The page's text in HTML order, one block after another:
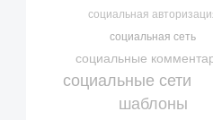
социальная
социальная сеть
социальные
социальные сети
шаблоны